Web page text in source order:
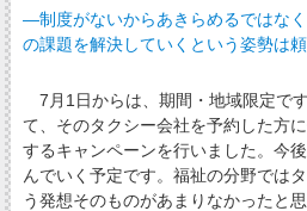
―制度がないからあきらめるではな
の課題を解決していくという姿勢は頼
7月1日からは、期間・地域限定で
て、そのタクシー会社を予約した方
するキャンペーンを行いました。今
んでいく予定です。福祉の分野では
う発想そのものがあまりなかったと